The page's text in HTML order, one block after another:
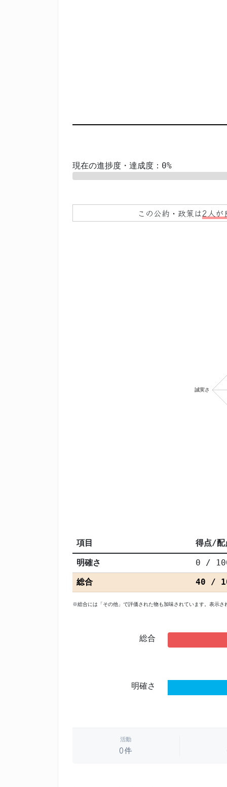
現在の進捗度・達成度：0%
この公約・政策は2人が
項目 得点/配
明確さ
0 /
総合
40 /
※総合には「その他」で評価された物も加味されています。表示
総合
明確さ
活動
0件